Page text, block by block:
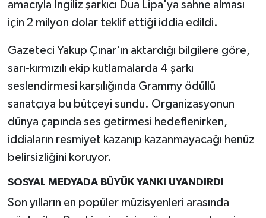
amacıyla İngiliz şarkıcı Dua Lipa'ya sahne alması
için 2 milyon dolar teklif ettiği iddia edildi.
Gazeteci Yakup Çınar'ın aktardığı bilgilere göre,
sarı-kırmızılı ekip kutlamalarda 4 şarkı
seslendirmesi karşılığında Grammy ödüllü
sanatçıya bu bütçeyi sundu. Organizasyonun
dünya çapında ses getirmesi hedeflenirken,
iddiaların resmiyet kazanıp kazanmayacağı henüz
belirsizliğini koruyor.
SOSYAL MEDYADA BÜYÜK YANKI UYANDIRDI
Son yılların en popüler müzisyenleri arasında